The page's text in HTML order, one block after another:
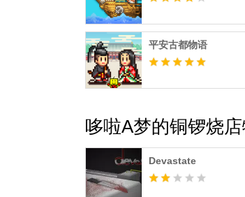
平安古都物语
哆啦A梦的铜锣烧
Devastate